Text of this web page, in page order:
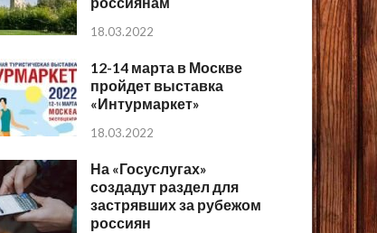
18.03.2022
12-14 марта в Москве
пройдет выставка
«Интурмаркет»
18.03.2022
На «Госуслугах»
создадут раздел для
застрявших за рубежом
россиян